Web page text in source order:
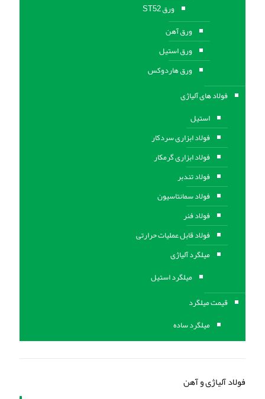
ورق ST52
ورق آهن
ورق استيل
ورق هاردوکس
فولاد های آلیاژی
استیل
فولاد ابزاری سردکار
فولاد ابزاری گرمکار
فولاد تندبر
فولاد سمانتاسیون
فولاد فنر
فولاد قابل عملیات حرارتی
ميلگرد آلیاژی
میلگرد استیل
قیمت میلگرد
میلگرد ساده
فولاد آلیاژی و آهن